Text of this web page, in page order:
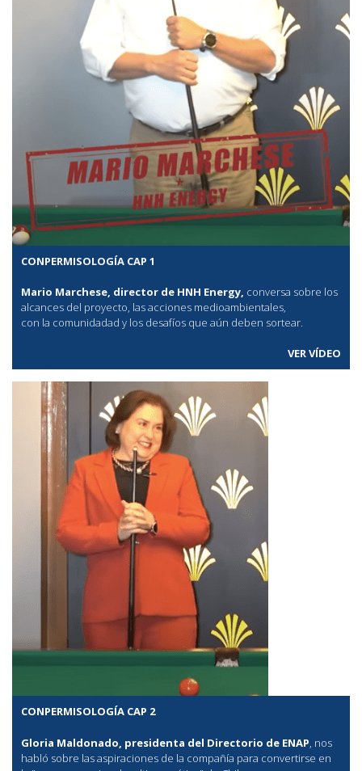
CONPERMISOLOGÍA CAP 1
Mario Marchese, director de HNH Energy, conversa sobre los
alcances del proyecto, las acciones medioambientales,
con la comunidadad y los desafíos que aún deben sortear.
VER VÍDEO
CONPERMISOLOGÍA CAP 2
Gloria Maldonado, presidenta del Directorio de ENAP, nos
habló sobre las aspiraciones de la compañía para convertirse en